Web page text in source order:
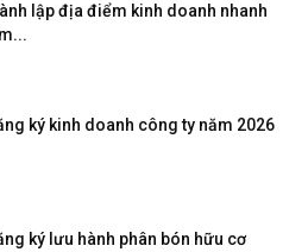
lập địa điểm kinh doanh nhanh
ký kinh doanh công ty năm 2026
ký lưu hành phân bón hữu cơ